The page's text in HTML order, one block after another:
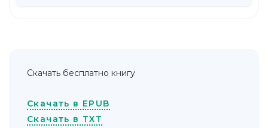
Скачать бесплатно книгу
Скачать в EPUB
Скачать в TXT